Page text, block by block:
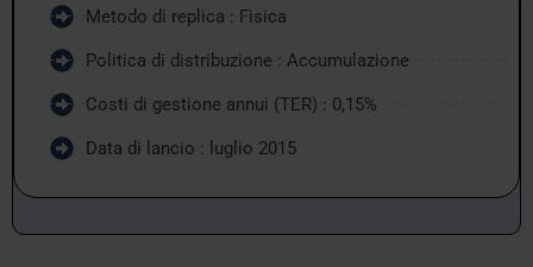
Metodo di replica : Fisica
Politica di distribuzione : Accumulazione
Costi di gestione annui (TER) : 0,15%
Data di lancio : luglio 2015